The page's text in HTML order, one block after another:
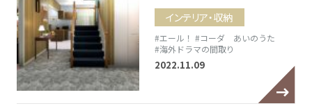
インテリア・収納
#エール！ #コーダ あいのうた
#海外ドラマの間取り
2022.11.09